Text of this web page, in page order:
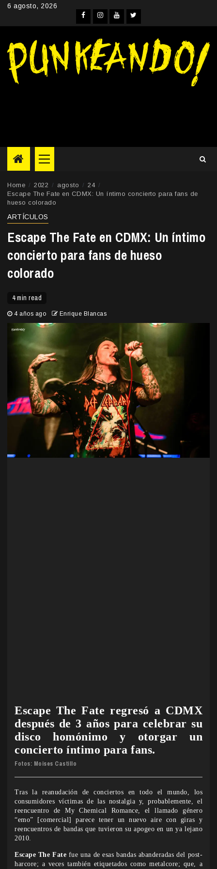
Skip6 agosto, 2026
Facebook
Instagram
YouTube
Twitter
Primary
Menu
Home 2022 agosto
24
Escape The Fate en CDMX: Un íntimo concierto para fans de
hueso colorado
ARTÍCULOS
Escape The Fate en CDMX: Un íntimo
concierto para fans de hueso
colorado
4 min read
4 años ago Enrique Blancas
Escape The Fate regresó a CDMX
después de 3 años para celebrar su
disco homónimo y otorgar un
concierto íntimo para fans.
Fotos: Moises Castillo
Tras la reanudación de conciertos en todo el mundo, los
consumidores víctimas de las nostalgia y, probablemente, el
reencuentro de My Chemical Romance, el llamado género
“emo” [comercial] parece tener un nuevo aire con giras y
reencuentros de bandas que tuvieron su apogeo en un ya lejano
2010.
Escape The Fate fue una de esas bandas abanderadas del post-
harcore; a veces también etiquetados como metalcore; que, a